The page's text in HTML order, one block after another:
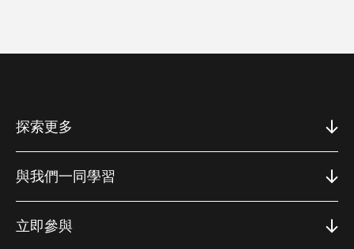
探索更多
與我們一同學習
立即參與